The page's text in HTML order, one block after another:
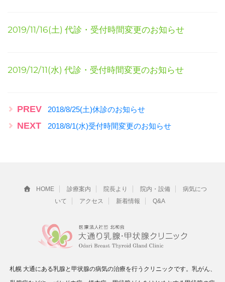
2019/11/16(土) 代診・受付時間変更のお知らせ
2019/12/11(水) 代診・受付時間変更のお知らせ
PREV 2018/8/25(土)休診のお知らせ
NEXT 2018/8/1(水)受付時間変更のお知らせ
HOME 診療案内 院長より 院内・設備
病気につ
いて
アクセス 新着情報 Q&A
札幌 大通にある乳腺と甲状腺の病気の治療を行うクリニックです。乳がん、